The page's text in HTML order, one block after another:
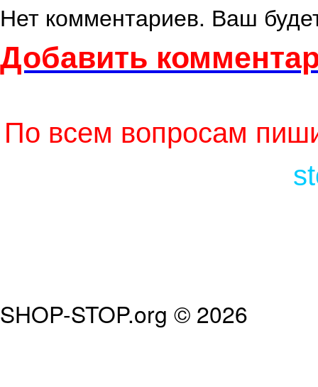
Нет комментариев. Ваш
Добавить
По всем вопросам
SHOP-STOP.org © 2026